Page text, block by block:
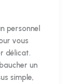
personnel
vous
délicat.
un
simple,